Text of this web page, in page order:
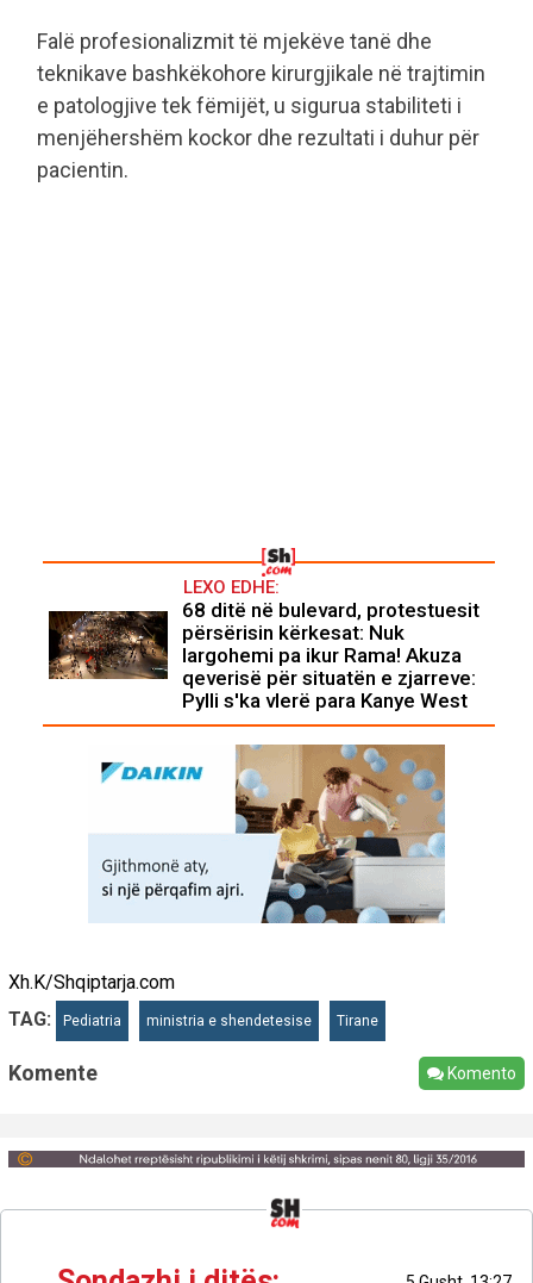
Falë profesionalizmit të mjekëve tanë dhe
teknikave bashkëkohore kirurgjikale në trajtimin
e patologjive tek fëmijët, u sigurua stabiliteti i
menjëhershëm kockor dhe rezultati i duhur për
pacientin.
LEXO EDHE:
68 ditë në bulevard, protestuesit
përsërisin kërkesat: Nuk
largohemi pa ikur Rama! Akuza
qeverisë për situatën e zjarreve:
Pylli s'ka vlerë para Kanye West
Xh.K/Shqiptarja.com
TAG:
Pediatria ministria e shendetesise Tirane
Komente Komento